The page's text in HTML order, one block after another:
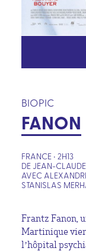
BIOPIC
FANON
FRANCE • 2H13
DE JEAN-
AVEC
STANISLAS
Frantz Fanon,
Martinique
l’hôpital